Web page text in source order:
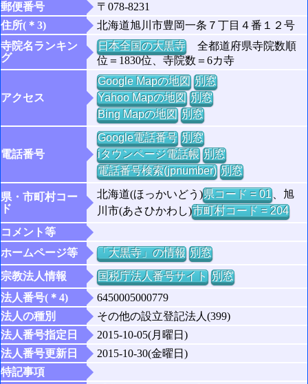
郵便番号
〒078-8231
住所(＊3)
北海道旭川市豊岡一条７丁目４番１２号
寺院名ランキン
グ
日本全国の大黒寺全都道府県寺院数順
位＝1830位、寺院数＝6カ寺
アクセス
Google Mapの地図 別窓
Yahoo Mapの地図 別窓
Bing Mapの地図 別窓
電話番号
Google電話番号 別窓
iタウンページ電話帳 別窓
電話番号検索(jpnumber) 別窓
県・市町村コー
ド
北海道(ほっかいどう)県コード = 01、旭
川市(あさひかわし)市町村コード = 204
コメント等
ホームページ等
「大黒寺」の情報 別窓
宗教法人情報
国税庁法人番号サイト 別窓
法人番号(＊4)
6450005000779
法人の種別
その他の設立登記法人(399)
法人番号指定日
2015-10-05(月曜日)
法人番号更新日
2015-10-30(金曜日)
特記事項